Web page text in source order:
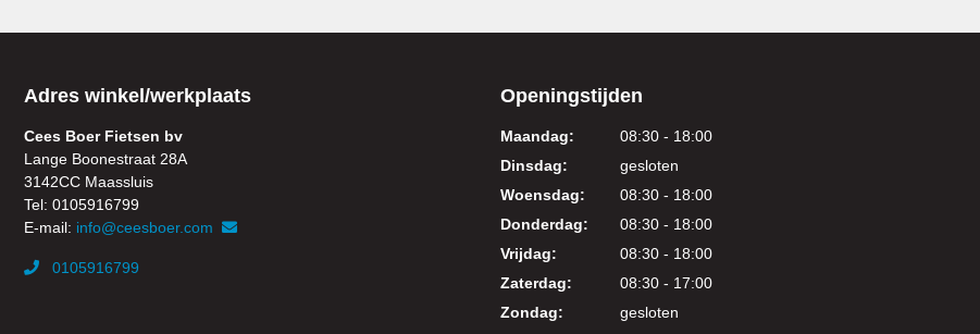
Adres winkel/werkplaats
Cees Boer Fietsen bv
Lange Boonestraat 28A
3142CC Maassluis
Tel: 0105916799
E-mail: info@ceesboer.com
0105916799
Openingstijden
Maandag:
08:30 - 18:00
Dinsdag:
gesloten
Woensdag:
08:30 - 18:00
Donderdag:
08:30 - 18:00
Vrijdag:
08:30 - 18:00
Zaterdag:
08:30 - 17:00
Zondag:
gesloten